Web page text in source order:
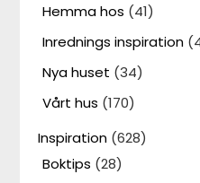
Hemma hos (41)
Inrednings inspiration
Nya huset (34)
Vårt hus (170)
Inspiration (628)
Boktips (28)